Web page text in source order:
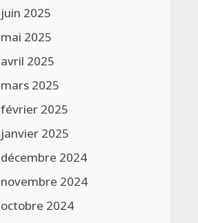
juin 2025
mai 2025
avril 2025
mars 2025
février 2025
janvier 2025
décembre 2024
novembre 2024
octobre 2024